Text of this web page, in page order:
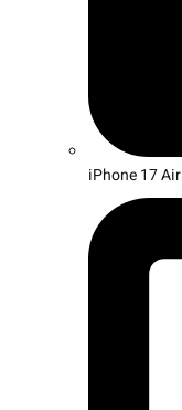
iPhone 17 Air